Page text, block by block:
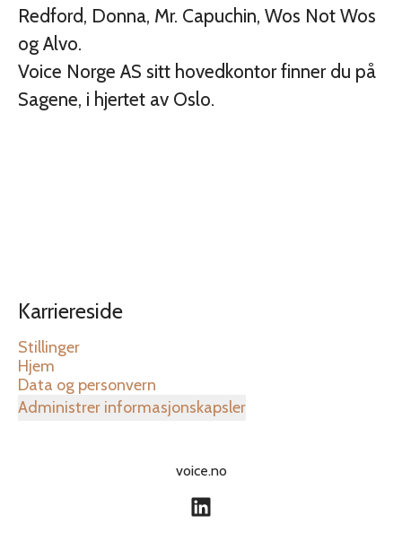
Redford, Donna, Mr. Capuchin, Wos Not Wos
og Alvo.
Voice Norge AS sitt hovedkontor finner du på
Sagene, i hjertet av Oslo.
Karriereside
Stillinger
Hjem
Data og personvern
Administrer informasjonskapsler
voice.no